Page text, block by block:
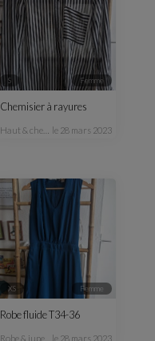
S femme
Chemisier à rayures
haut & chemisier le 28 mars 2023
XS femme
Robe fluide T34-36
robe & jupe le 28 mars 2023